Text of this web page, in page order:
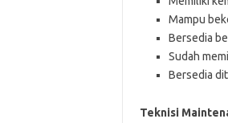
Mampu
Bersedia
Sudah
Bersedia
Teknisi